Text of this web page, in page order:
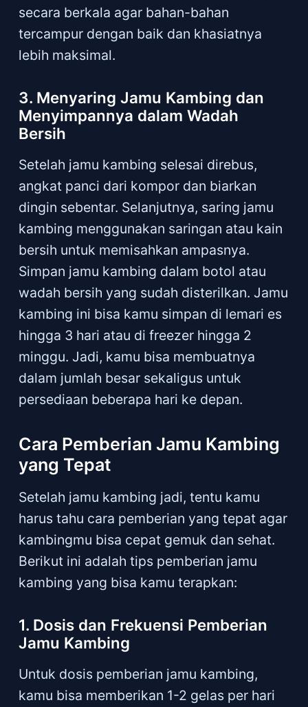
secara berkala agar bahan-bahan
tercampur dengan baik dan khasiatnya
lebih maksimal.
3. Menyaring Jamu Kambing dan
Menyimpannya dalam Wadah
Bersih
Setelah jamu kambing selesai direbus,
angkat panci dari kompor dan biarkan
dingin sebentar. Selanjutnya, saring jamu
kambing menggunakan saringan atau kain
bersih untuk memisahkan ampasnya.
Simpan jamu kambing dalam botol atau
wadah bersih yang sudah disterilkan. Jamu
kambing ini bisa kamu simpan di lemari es
hingga 3 hari atau di freezer hingga 2
minggu. Jadi, kamu bisa membuatnya
dalam jumlah besar sekaligus untuk
persediaan beberapa hari ke depan.
Cara Pemberian Jamu Kambing
yang Tepat
Setelah jamu kambing jadi, tentu kamu
harus tahu cara pemberian yang tepat agar
kambingmu bisa cepat gemuk dan sehat.
Berikut ini adalah tips pemberian jamu
kambing yang bisa kamu terapkan:
1. Dosis dan Frekuensi Pemberian
Jamu Kambing
Untuk dosis pemberian jamu kambing,
kamu bisa memberikan 1-2 gelas per hari